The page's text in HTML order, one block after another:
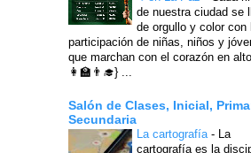
de nuestra ciudad se
de orgullo y color con
participación de niñas, niños y
que marchan con el corazón en
👩‍🏫👨‍🎓} ...
Salón de Clases, Inicial,
Secundaria
La cartografía -
La
cartografía es la